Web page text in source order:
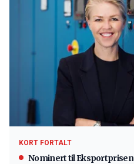
KORT FORTALT
Nominert til Eksportprisen